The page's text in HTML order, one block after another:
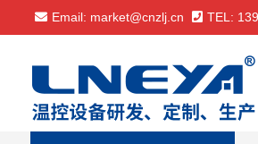
Email: market@cnzlj.cn TEL: